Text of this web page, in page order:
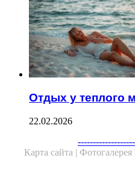
Отдых у теплого
22.02.2026
Карта сайта | Фотогалерея |